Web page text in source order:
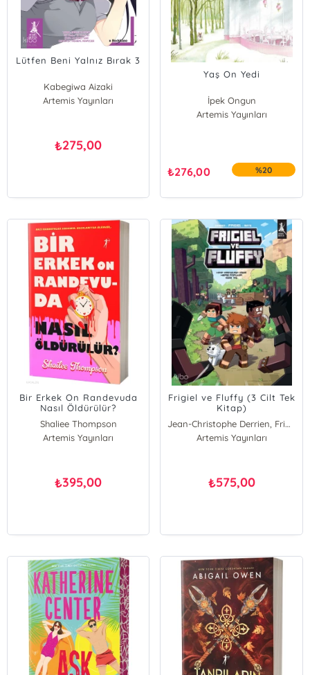
Lütfen Beni Yalnız Bırak 3
Kabegiwa Aizaki
Artemis Yayınları
₺275,00
Yaş On Yedi
İpek Ongun
Artemis Yayınları
₺276,00 %20
Bir Erkek On Randevuda
Nasıl Öldürülür?
Shaliee Thompson
Artemis Yayınları
₺395,00
Frigiel ve Fluffy (3 Cilt Tek
Kitap)
Jean-Christophe Derrien, Frigiel
Artemis Yayınları
₺575,00